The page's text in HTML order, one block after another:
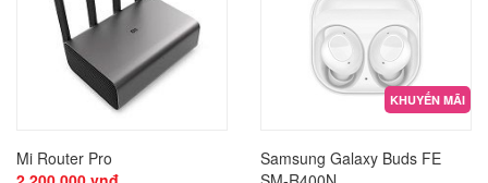
Mi Router Pro
KHUYẾN MÃI
Samsung Galaxy Buds FE